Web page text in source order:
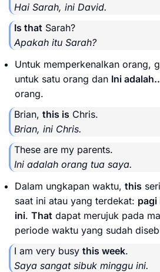
Hai Sarah, ini David.
Is that Sarah?
Apakah itu Sarah?
Untuk memperkenalkan orang,
untuk satu orang dan Ini
orang.
Brian, this is Chris.
Brian, ini Chris.
These are my parents.
Ini adalah orang tua saya.
Dalam ungkapan waktu, this
saat ini atau yang terdekat: pagi
ini. That dapat merujuk pada
periode waktu yang sudah
I am very busy this week.
Saya sangat sibuk minggu ini.